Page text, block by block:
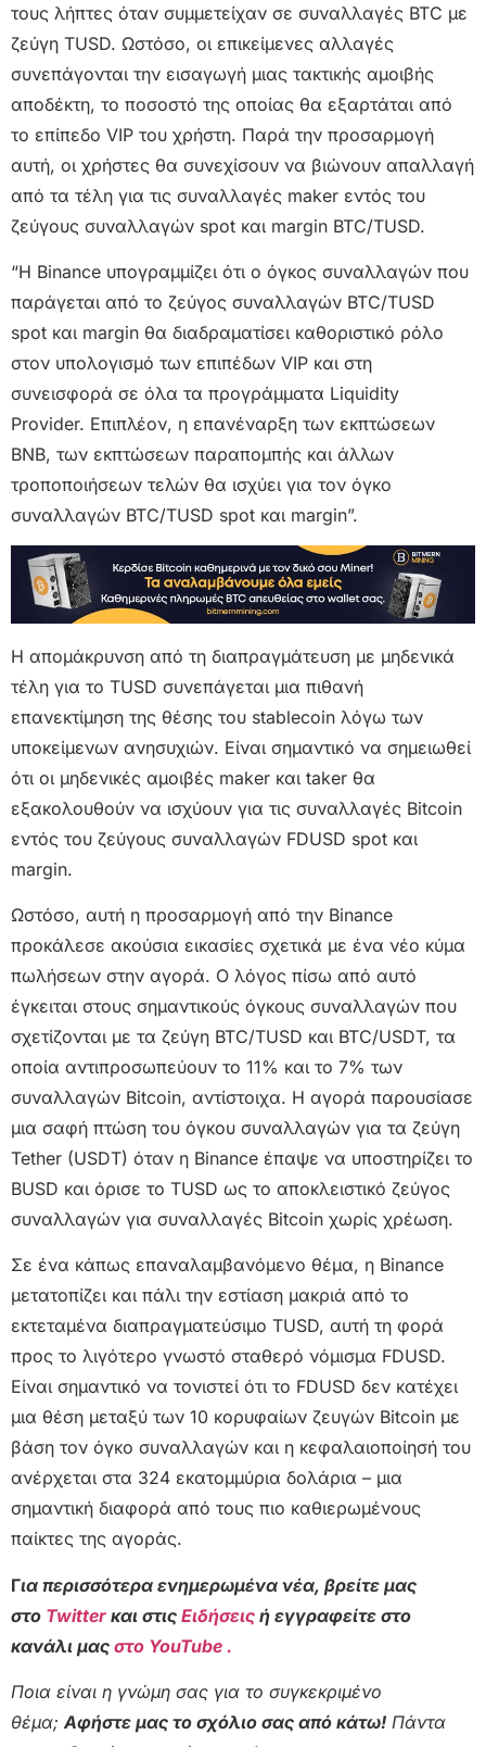
τους λήπτες όταν συμμετείχαν σε συναλλαγές BTC με
ζεύγη TUSD. Ωστόσο, οι επικείμενες αλλαγές
συνεπάγονται την εισαγωγή μιας τακτικής αμοιβής
αποδέκτη, το ποσοστό της οποίας θα εξαρτάται από
το επίπεδο VIP του χρήστη. Παρά την προσαρμογή
αυτή, οι χρήστες θα συνεχίσουν να βιώνουν απαλλαγή
από τα τέλη για τις συναλλαγές maker εντός του
ζεύγους συναλλαγών spot και margin BTC/TUSD.
“Η Binance υπογραμμίζει ότι ο όγκος συναλλαγών που
παράγεται από το ζεύγος συναλλαγών BTC/TUSD
spot και margin θα διαδραματίσει καθοριστικό ρόλο
στον υπολογισμό των επιπέδων VIP και στη
συνεισφορά σε όλα τα προγράμματα Liquidity
Provider. Επιπλέον, η επανέναρξη των εκπτώσεων
BNB, των εκπτώσεων παραπομπής και άλλων
τροποποιήσεων τελών θα ισχύει για τον όγκο
συναλλαγών BTC/TUSD spot και margin”.
Η απομάκρυνση από τη διαπραγμάτευση με μηδενικά
τέλη για το TUSD συνεπάγεται μια πιθανή
επανεκτίμηση της θέσης του stablecoin λόγω των
υποκείμενων ανησυχιών. Είναι σημαντικό να σημειωθεί
ότι οι μηδενικές αμοιβές maker και taker θα
εξακολουθούν να ισχύουν για τις συναλλαγές Bitcoin
εντός του ζεύγους συναλλαγών FDUSD spot και
margin.
Ωστόσο, αυτή η προσαρμογή από την Binance
προκάλεσε ακούσια εικασίες σχετικά με ένα νέο κύμα
πωλήσεων στην αγορά. Ο λόγος πίσω από αυτό
έγκειται στους σημαντικούς όγκους συναλλαγών που
σχετίζονται με τα ζεύγη BTC/TUSD και BTC/USDT, τα
οποία αντιπροσωπεύουν το 11% και το 7% των
συναλλαγών Bitcoin, αντίστοιχα. Η αγορά παρουσίασε
μια σαφή πτώση του όγκου συναλλαγών για τα ζεύγη
Tether (USDT) όταν η Binance έπαψε να υποστηρίζει το
BUSD και όρισε το TUSD ως το αποκλειστικό ζεύγος
συναλλαγών για συναλλαγές Bitcoin χωρίς χρέωση.
Σε ένα κάπως επαναλαμβανόμενο θέμα, η Binance
μετατοπίζει και πάλι την εστίαση μακριά από το
εκτεταμένα διαπραγματεύσιμο TUSD, αυτή τη φορά
προς το λιγότερο γνωστό σταθερό νόμισμα FDUSD.
Είναι σημαντικό να τονιστεί ότι το FDUSD δεν κατέχει
μια θέση μεταξύ των 10 κορυφαίων ζευγών Bitcoin με
βάση τον όγκο συναλλαγών και η κεφαλαιοποίησή του
ανέρχεται στα 324 εκατομμύρια δολάρια – μια
σημαντική διαφορά από τους πιο καθιερωμένους
παίκτες της αγοράς.
Για περισσότερα ενημερωμένα νέα, βρείτε μας
στο Twitter και στις Ειδήσεις ή εγγραφείτε στο
κανάλι μας στο YouTube .
Ποια είναι η γνώμη σας για το συγκεκριμένο
θέμα;Αφήστε μας το σχόλιο σας από κάτω! Πάντα